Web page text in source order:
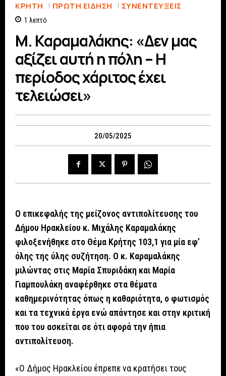
ΚΡΗΤΗ ΠΡΏΤΗ ΕΊΔΗΣΗ ΣΥΝΕΝΤΕΎΞΕΙΣ
1 λεπτό
Μ. Καραμαλάκης: «Δεν μας
αξίζει αυτή η πόλη – Η
περίοδος χάριτος έχει
τελειώσει»
20/05/2025
Ο επικεφαλής της μείζονος αντιπολίτευσης του
Δήμου Ηρακλείου κ. Μιχάλης Καραμαλάκης
φιλοξενήθηκε στο Θέμα Κρήτης 103,1 για μία εφ’
όλης της ύλης συζήτηση. Ο κ. Καραμαλάκης
μιλώντας στις Μαρία Σπυριδάκη και Μαρία
Γιαμπουλάκη αναφέρθηκε στα θέματα
καθημερινότητας όπως η καθαριότητα, ο φωτισμός
και τα τεχνικά έργα ενώ απάντησε και στην κριτική
που του ασκείται σε ότι αφορά την ήπια
αντιπολίτευση.
«Ο Δήμος Ηρακλείου έπρεπε να κρατήσει τους